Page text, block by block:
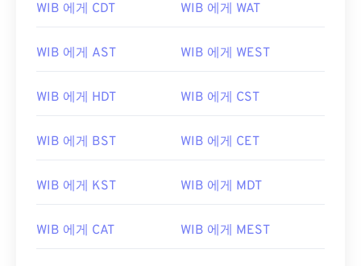
WIB 에게 CDT WIB 에게 WAT
WIB 에게 AST WIB 에게 WEST
WIB 에게 HDT WIB 에게 CST
WIB 에게 BST WIB 에게 CET
WIB 에게 KST WIB 에게 MDT
WIB 에게 CAT WIB 에게 MEST